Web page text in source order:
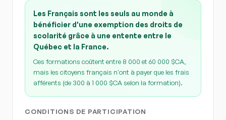
Les Français sont les seuls au monde à
bénéficier d'une exemption des droits de
scolarité grâce à une entente entre le
Québec et la France.
Ces formations coûtent entre 8 000 et 60 000 $CA,
mais les citoyens français n'ont à payer que les frais
afférents (de 300 à 1 000 $CA selon la formation).
CONDITIONS DE PARTICIPATION